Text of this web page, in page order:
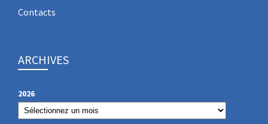
Contacts
ARCHIVES
2026